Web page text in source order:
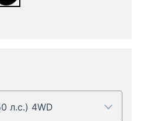
л.с.) 4WD